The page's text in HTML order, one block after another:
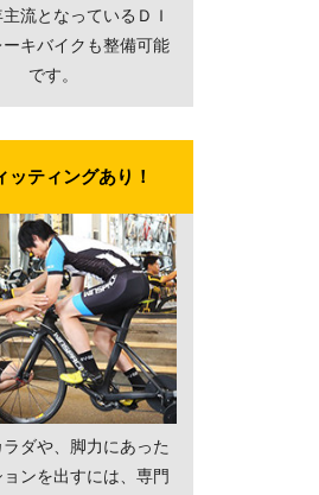
主流となっているＤＩ
ーキバイクも整備可能
です。
ティングあり！
ラダや、脚力にあった
ンを出すには、専門